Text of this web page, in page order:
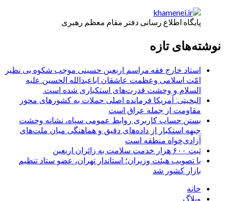
پایگاه اطلاع رسانی دفتر مقام معظم رهبری
نوشته‌های تازه
استاد خارج فقه:مراسم اربعین حسینی موجب شکوه بی نظیر
امّت اسلامی وعظمت عاشقان اباعبدالله الحسین علیه
السلام و وحشت قدرت‌های استکباری شده است.
البخیتی: آمریکا فرمانده اصلی حملات به کشورهای محور
مقاومت از جمله عراق است
بستن حساب کاربری روابط عمومی سپاه، نشانه‌ وحشت
جبهه استکبار از داده‌های دقیق و هماهنگی میان ملت‌های
آزادی‌خواه منطقه است
ثبت ۶۰۰ هزار خدمت سلامت به زائران اربعین
با تصویب هیئت وزیران؛ استاندار تهران، عضو ستاد تنظیم
بازار کشور شد
خانه
وبلاگ